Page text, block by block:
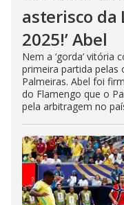
asterisco da
2025!’ Abel
Nem a ‘gorda’ vitória
primeira partida pelas
Palmeiras. Abel foi
do Flamengo que o
pela arbitragem no